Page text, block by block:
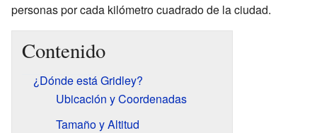
personas por cada kilómetro cuadrado de la ciudad.
Contenido
¿Dónde está Gridley?
Ubicación y Coordenadas
Tamaño y Altitud